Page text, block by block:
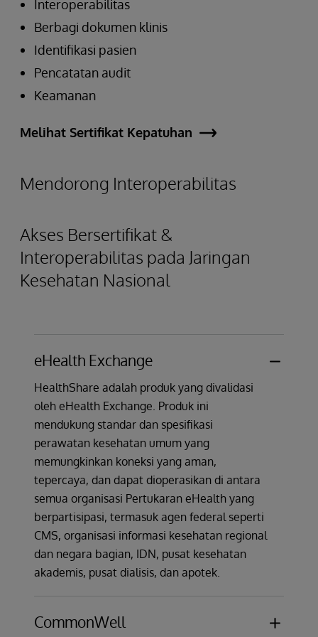
Interoperabilitas
Berbagi dokumen klinis
Identifikasi pasien
Pencatatan audit
Keamanan
Melihat Sertifikat Kepatuhan
Mendorong Interoperabilitas
Akses Bersertifikat &
Interoperabilitas pada Jaringan
Kesehatan Nasional
eHealth Exchange
HealthShare adalah produk yang divalidasi
oleh eHealth Exchange. Produk ini
mendukung standar dan spesifikasi
perawatan kesehatan umum yang
memungkinkan koneksi yang aman,
tepercaya, dan dapat dioperasikan di antara
semua organisasi Pertukaran eHealth yang
berpartisipasi, termasuk agen federal seperti
CMS, organisasi informasi kesehatan regional
dan negara bagian, IDN, pusat kesehatan
akademis, pusat dialisis, dan apotek.
CommonWell